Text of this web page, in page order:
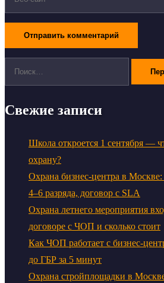
Свежие записи
Школа откроется 1 сентября —
охрану?
Охрана бизнес-центра в
4–6 разряда, договор с SLA
Охрана летнего мероприятия
договоре с ЧОП и сколько стоит
Как ЧОП работает с бизнес-
до ГБР за 5 минут
Охрана стройплощадки в